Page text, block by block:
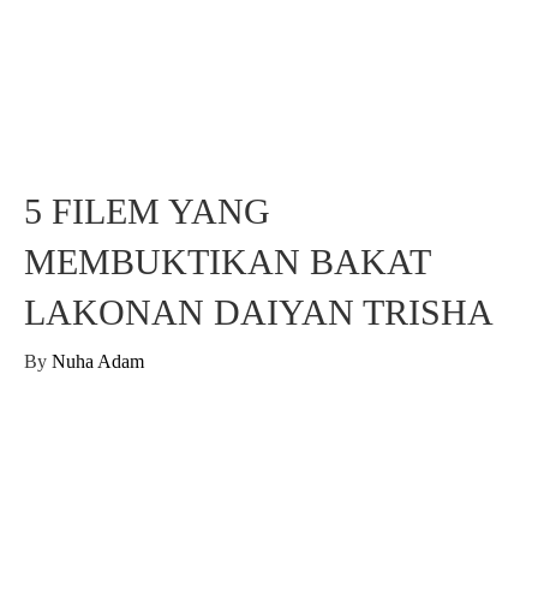
5 FILEM YANG
MEMBUKTIKAN BAKAT
LAKONAN DAIYAN TRISHA
By Nuha Adam